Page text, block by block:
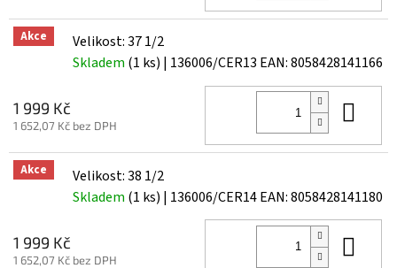
Akce
Velikost: 37 1/2
Skladem (1 ks) | 136006/CER13 EAN:8058428141166
1 999 Kč
1 652,07 Kč bez DPH
Akce
Velikost: 38 1/2
Skladem (1 ks) | 136006/CER14EAN:8058428141180
1 999 Kč
1 652,07 Kč bez DPH